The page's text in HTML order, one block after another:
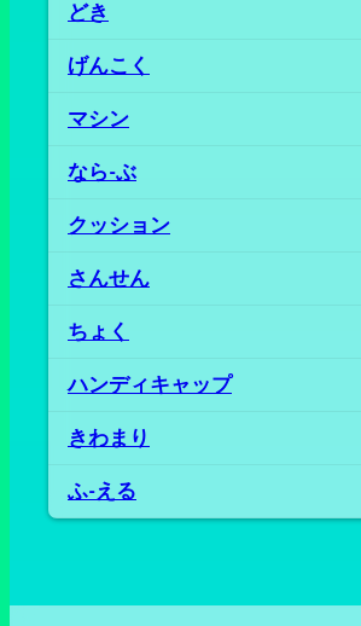
どき
げんこく
マシン
なら‐ぶ
クッション
さんせん
ちょく
ハンディキャップ
きわまり
ふ‐える